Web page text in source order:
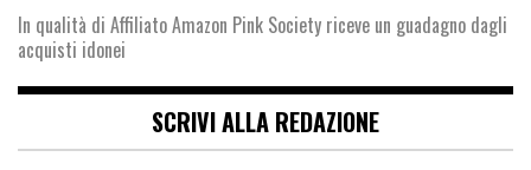
In qualità di Affiliato Amazon Pink Society riceve un guadagno dagli
acquisti idonei
SCRIVI ALLA REDAZIONE